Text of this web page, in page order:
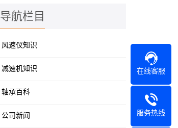
导航栏目
风速仪知识
减速机知识
轴承百科
公司新闻
在线客服
服务热线